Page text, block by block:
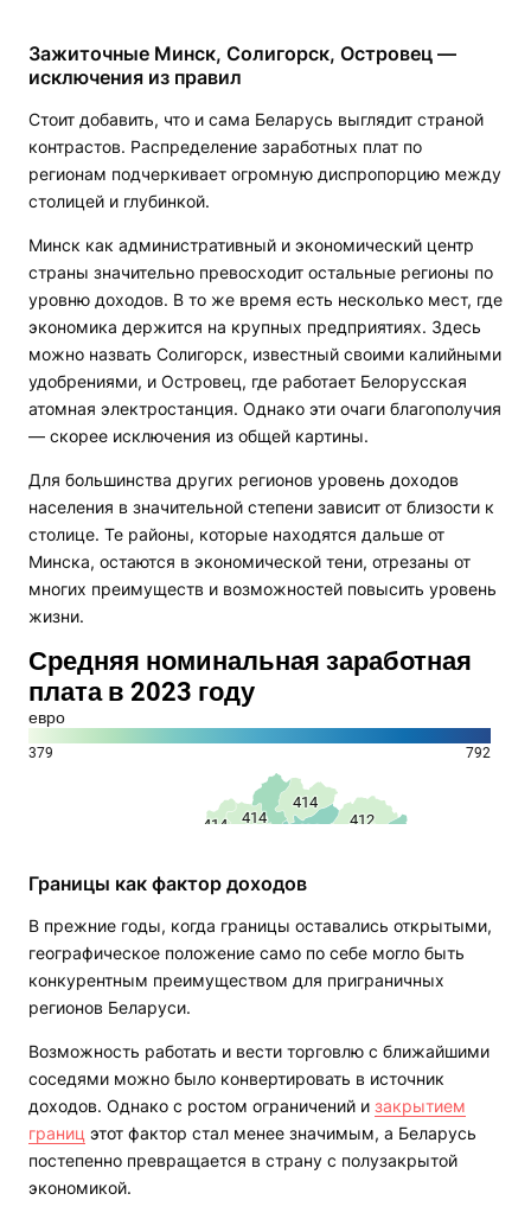
Зажиточные Минск, Солигорск, Островец —
исключения из правил
Стоит добавить, что и сама Беларусь выглядит страной
контрастов. Распределение заработных плат по
регионам подчеркивает огромную диспропорцию между
столицей и глубинкой.
Минск как административный и экономический центр
страны значительно превосходит остальные регионы по
уровню доходов. В то же время есть несколько мест, где
экономика держится на крупных предприятиях. Здесь
можно назвать Солигорск, известный своими калийными
удобрениями, и Островец, где работает Белорусская
атомная электростанция. Однако эти очаги благополучия
— скорее исключения из общей картины.
Для большинства других регионов уровень доходов
населения в значительной степени зависит от близости к
столице. Те районы, которые находятся дальше от
Минска, остаются в экономической тени, отрезаны от
многих преимуществ и возможностей повысить уровень
жизни.
Границы как фактор доходов
В прежние годы, когда границы оставались открытыми,
географическое положение само по себе могло быть
конкурентным преимуществом для приграничных
регионов Беларуси.
Возможность работать и вести торговлю с ближайшими
соседями можно было конвертировать в источник
доходов. Однако с ростом ограничений и закрытием
границ этот фактор стал менее значимым, а Беларусь
постепенно превращается в страну с полузакрытой
экономикой.